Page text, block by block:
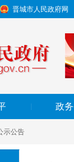
晋城市人民政府网
政
示公告